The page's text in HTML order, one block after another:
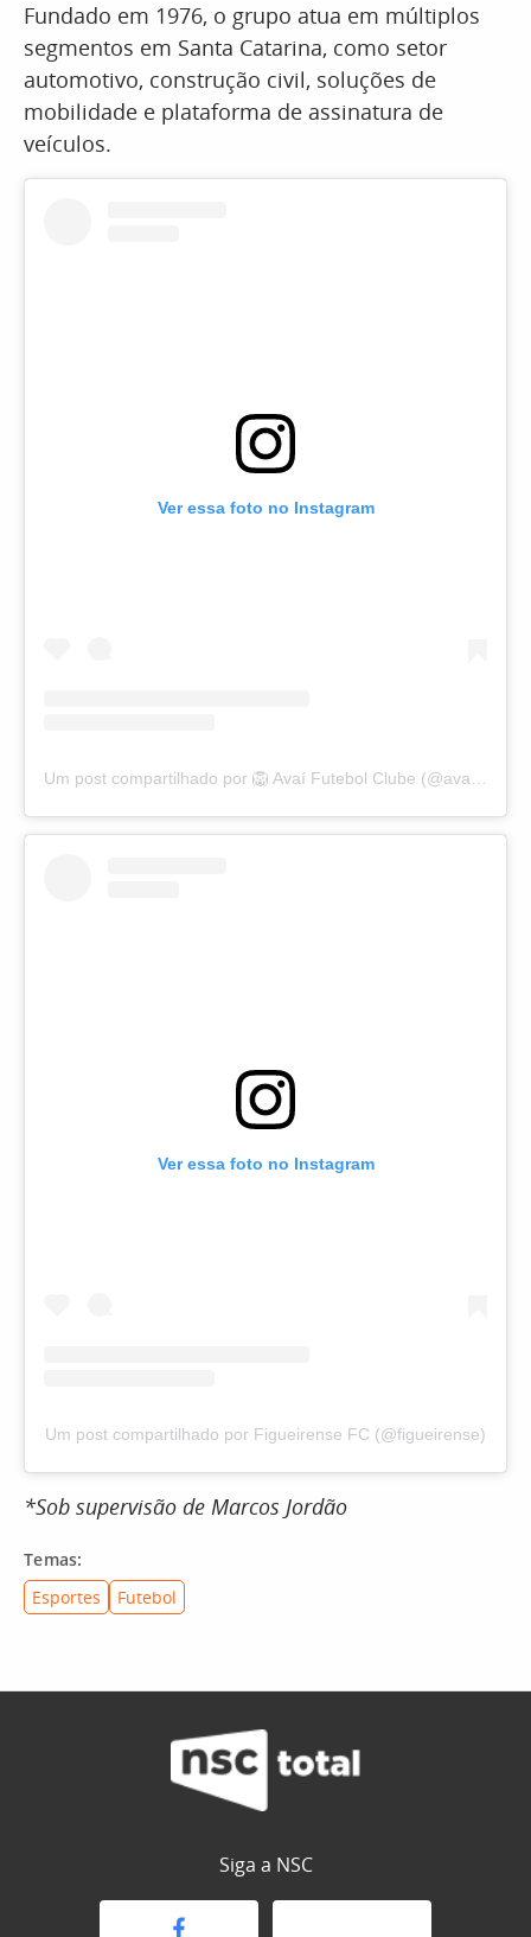
Fundado em 1976, o grupo atua em múltiplos
segmentos em Santa Catarina, como setor
automotivo, construção civil, soluções de
mobilidade e plataforma de assinatura de
veículos.
Ver essa foto no Instagram
Ver essa foto no Instagram
Um post compartilhado por Figueirense FC (@figueirense)
*Sob supervisão de Marcos Jordão
Temas:
Esportes
Futebol
Siga a NSC